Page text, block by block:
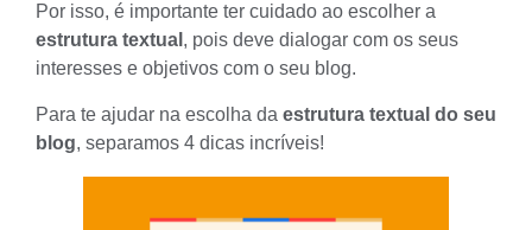
Por isso, é importante ter cuidado ao escolher a
estrutura textual , pois deve dialogar com os seus
interesses e objetivos com o seu blog.
Para te ajudar na escolha da estrutura textual do seu
blog, separamos 4 dicas incríveis!